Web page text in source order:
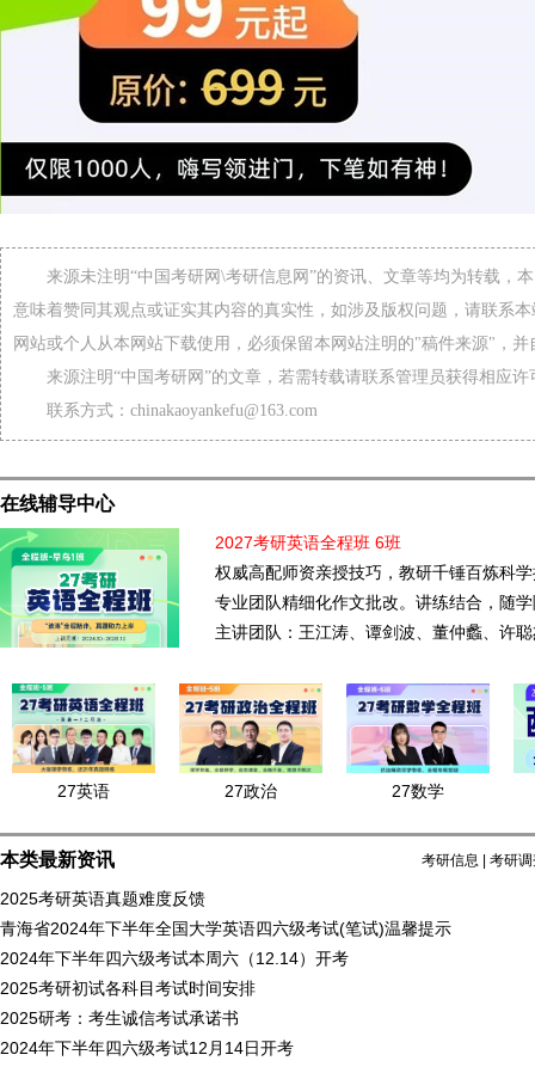
来源未注明“中国考研网\考研信息网”的资讯、文章等均为转载，
意味着赞同其观点或证实其内容的真实性，如涉及版权问题，请联系
网站或个人从本网站下载使用，必须保留本网站注明的"稿件来源"，
来源注明“中国考研网”的文章，若需转载请联系管理员获得相应许
联系方式：chinakaoyankefu@163.com
在线辅导中心
2027考研英语全程班 6班
权威高配师资亲授技巧，教研千锤百炼科
专业团队精细化作文批改。讲练结合，随
主讲团队：王江涛、谭剑波、董仲蠡、许
27英语 27政治 27数学
本类最新资讯 考研信息 考研
2025考研英语真题难度反馈
青海省2024年下半年全国大学英语四六级考试(笔试)温馨提示
2024年下半年四六级考试本周六（12.14）开考
2025考研初试各科目考试时间安排
2025研考：考生诚信考试承诺书
2024年下半年四六级考试12月14日开考